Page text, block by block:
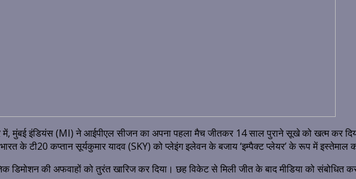
मुंबई इंडियंस (MI) ने आईपीएल सीजन का अपना पहला मैच जीतकर 14 साल पुराने सूखे को खत्म कर
के टी20 कप्तान सूर्यकुमार यादव (SKY) को प्लेइंग इलेवन के बजाय ‘इम्पैक्ट प्लेयर’ के रूप में
की अफवाहों को तुरंत खारिज कर दिया। छह विकेट से मिली जीत के बाद मीडिया को संबोधित